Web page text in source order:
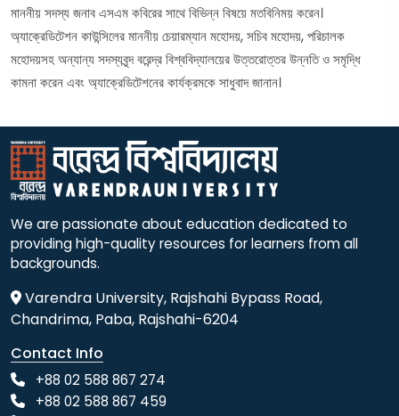
মাননীয় সদস্য জনাব এসএম কবিরের সাথে বিভিন্ন বিষয়ে মতবিনিময় করেন।
অ্যাক্রেডিটেশন কাউন্সিলের মাননীয় চেয়ারম্যান মহোদয়, সচিব মহোদয়, পরিচালক
মহোদয়সহ অন্যান্য সদস্যবৃন্দ বরেন্দ্র বিশ্ববিদ্যালয়ের উত্তরোত্তর উন্নতি ও সমৃদ্ধি
কামনা করেন এবং অ্যাক্রেডিটেশনের কার্যক্রমকে সাধুবাদ জানান।
We are passionate about education dedicated to
providing high-quality resources for learners from all
backgrounds.
Varendra University, Rajshahi Bypass Road,
Chandrima, Paba, Rajshahi-6204
Contact Info
+88 02 588 867 274
+88 02 588 867 459